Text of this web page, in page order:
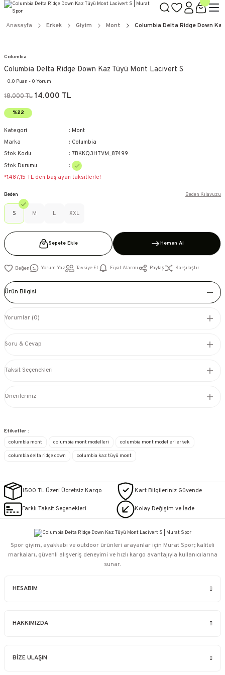
Anasayfa Erkek Giyim Mont Columbia Delta Ridge Down
Columbia
Columbia Delta Ridge Down Kaz Tüyü Mont Lacivert S
0.0 Puan - 0 Yorum
18.000 TL 14.000 TL
%22
Kategori
Mont
Marka
Columbia
Stok Kodu
7BKKQ3HTVM_87499
Stok Durumu
*1.487,15 TL den başlayan taksitlerle!
Beden
S M L XXL
Beden Kılavuzu
Sepete Ekle Hemen Al
Yorum Yaz Tavsiye Et Fiyat Alarmı Paylaş Karşılaştır
Ürün Bilgisi
Yorumlar (0)
Soru & Cevap
Taksit Seçenekleri
Önerileriniz
Etiketler :
columbia mont
columbia mont modelleri columbia mont modelleri erkek
columbia delta ridge down columbia kaz tüyü mont
1500 TL Üzeri Ücretsiz Kargo Kart Bilgileriniz Güvende
Farklı Taksit Seçenekleri Kolay Değişim ve İade
HESABIM
HAKKIMIZDA
BİZE ULAŞIN
Spor giyim, ayakkabı ve outdoor ürünleri arayanlar için Murat Spor; kaliteli
markaları, güvenli alışveriş deneyimi ve hızlı kargo avantajıyla kullanıcılarına
sunar.